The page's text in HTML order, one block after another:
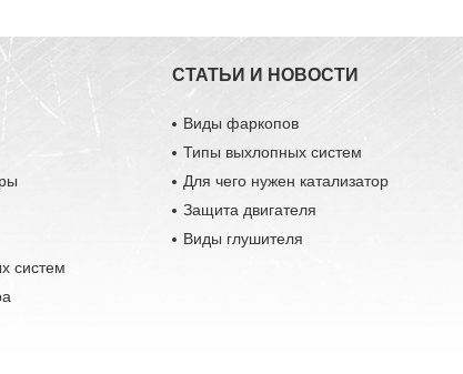
систем
СТАТЬИ И НОВОСТИ
Виды фаркопов
Типы выхлопных систем
Для чего нужен катализатор
Защита двигателя
Виды глушителя